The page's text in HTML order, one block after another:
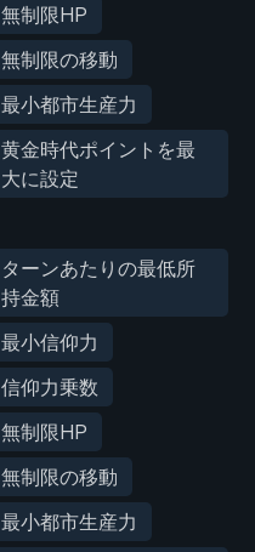
無制限HP
無制限の移動
最小都市生産力
黄金時代ポイントを最
大に設定
ターンあたりの最低所
持金額
最小信仰力
信仰力乗数
無制限HP
無制限の移動
最小都市生産力